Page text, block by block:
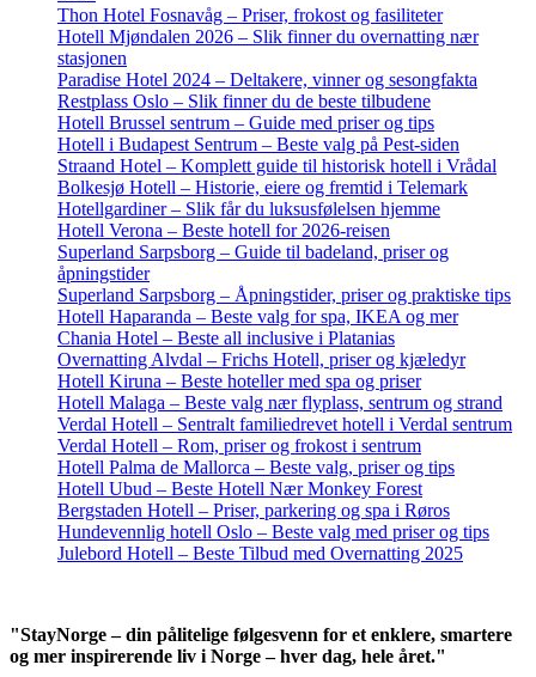
Thon Hotel Fosnavåg – Priser, frokost og fasiliteter
Hotell Mjøndalen 2026 – Slik finner du overnatting nær
stasjonen
Paradise Hotel 2024 – Deltakere, vinner og sesongfakta
Restplass Oslo – Slik finner du de beste tilbudene
Hotell Brussel sentrum – Guide med priser og tips
Hotell i Budapest Sentrum – Beste valg på Pest-siden
Straand Hotel – Komplett guide til historisk hotell i Vrådal
Bolkesjø Hotell – Historie, eiere og fremtid i Telemark
Hotellgardiner – Slik får du luksusfølelsen hjemme
Hotell Verona – Beste hotell for 2026-reisen
Superland Sarpsborg – Guide til badeland, priser og
åpningstider
Superland Sarpsborg – Åpningstider, priser og praktiske tips
Hotell Haparanda – Beste valg for spa, IKEA og mer
Chania Hotel – Beste all inclusive i Platanias
Overnatting Alvdal – Frichs Hotell, priser og kjæledyr
Hotell Kiruna – Beste hoteller med spa og priser
Hotell Malaga – Beste valg nær flyplass, sentrum og strand
Verdal Hotell – Sentralt familiedrevet hotell i Verdal sentrum
Verdal Hotell – Rom, priser og frokost i sentrum
Hotell Palma de Mallorca – Beste valg, priser og tips
Hotell Ubud – Beste Hotell Nær Monkey Forest
Bergstaden Hotell – Priser, parkering og spa i Røros
Hundevennlig hotell Oslo – Beste valg med priser og tips
Julebord Hotell – Beste Tilbud med Overnatting 2025
"StayNorge – din pålitelige følgesvenn for et enklere, smartere
og mer inspirerende liv i Norge – hver dag, hele året."